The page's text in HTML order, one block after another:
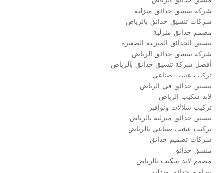
شركة تنسيق حدائق منزليه
شركات تنسيق حدائق بالرياض
مصمم حدائق منزلية
تنسيق الحدائق المنزلية الصغيرة
شركة تنسيق حدائق الرياض
أفضل شركة تنسيق حدائق بالرياض
تركيب عشب صناعي
تنسيق حدائق في الرياض
لاند سكيب الرياض
تركيب شلالات ونوافير
تنسيق حدائق منزلية بالرياض
تركيب عشب صناعي بالرياض
شركات تصميم حدائق
منسق حدائق
مصمم لاند سكيب بالرياض